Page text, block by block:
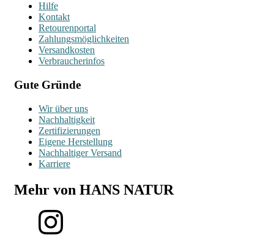
Hilfe
Kontakt
Retourenportal
Zahlungsmöglichkeiten
Versandkosten
Verbraucherinfos
Gute Gründe
Wir über uns
Nachhaltigkeit
Zertifizierungen
Eigene Herstellung
Nachhaltiger Versand
Karriere
Mehr von HANS NATUR